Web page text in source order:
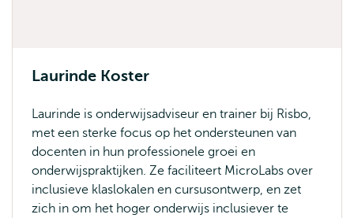
Laurinde Koster
Laurinde is onderwijsadviseur en trainer bij Risbo,
met een sterke focus op het ondersteunen van
docenten in hun professionele groei en
onderwijspraktijken. Ze faciliteert MicroLabs over
inclusieve klaslokalen en cursusontwerp, en zet
zich in om het hoger onderwijs inclusiever te